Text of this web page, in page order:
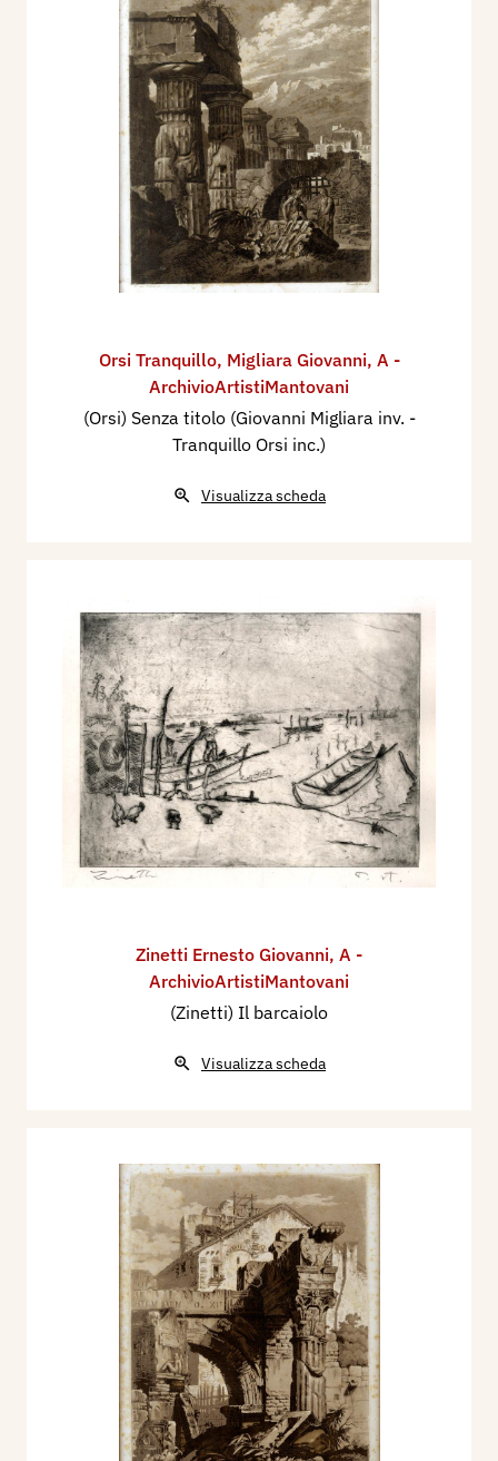
Orsi Tranquillo, Migliara Giovanni, A -
ArchivioArtistiMantovani
(Orsi) Senza titolo (Giovanni Migliara inv. -
Tranquillo Orsi inc.)
Visualizza scheda
Zinetti Ernesto Giovanni, A -
ArchivioArtistiMantovani
(Zinetti) Il barcaiolo
Visualizza scheda